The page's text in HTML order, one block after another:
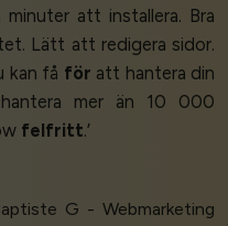
minuter att installera. Bra
Lätt att redigera sidor.
kan få för att hantera din
mer än 10 000
felfritt.’
G - Webmarketing